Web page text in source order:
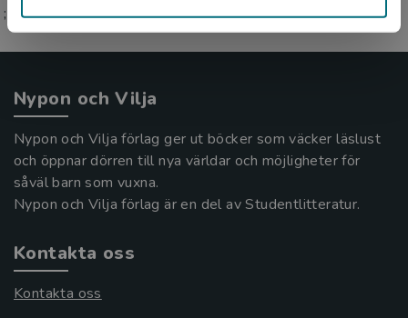
;
Nypon och Vilja
Nypon och Vilja förlag ger ut böcker som väcker läslust
och öppnar dörren till nya världar och möjligheter för
såväl barn som vuxna.
Nypon och Vilja förlag är en del av Studentlitteratur.
Kontakta oss
Kontakta oss